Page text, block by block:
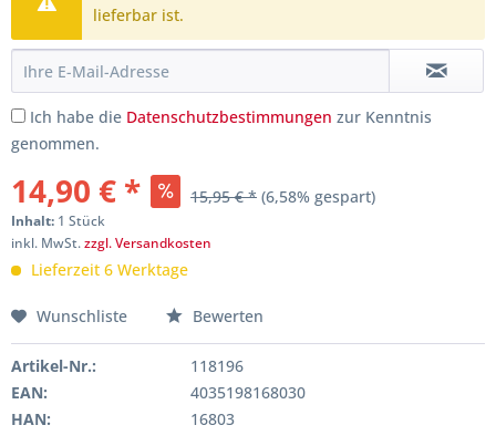
lieferbar ist.
Ich habe die Datenschutzbestimmungen zur Kenntnis
genommen.
14,90 € * 15,95 € * (6,58% gespart)
Inhalt: 1 Stück
inkl. MwSt.zzgl. Versandkosten
Lieferzeit 6 Werktage
Wunschliste Bewerten
Artikel-Nr.:
118196
EAN:
4035198168030
HAN:
16803